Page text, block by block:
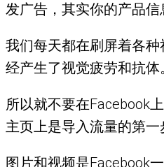
发广告，其实你的产品信
我们每天都在刷屏着各
经产生了视觉疲劳和抗体
所以就不要在Facebook
主页上是导入流量的第一
图片和视频是Facebook